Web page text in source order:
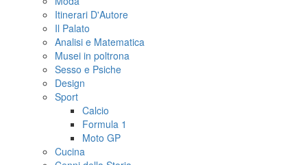
Itinerari D'Autore
Il Palato
Analisi e Matematica
Musei in poltrona
Sesso e Psiche
Design
Sport
Calcio
Formula 1
Moto GP
Cucina